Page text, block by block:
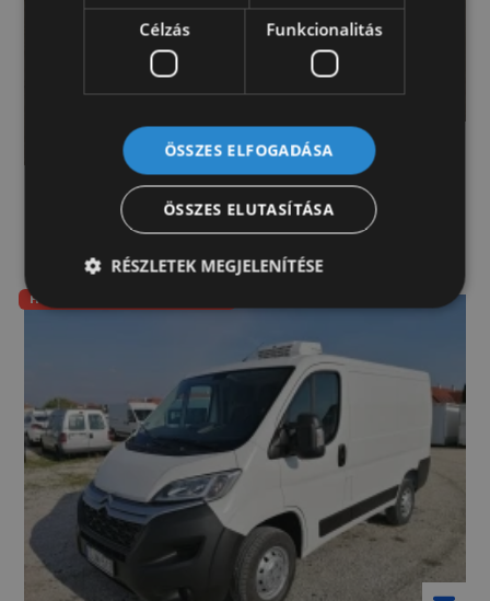
Citroen Jumper L1H1 kisteherautó 140 furgon
(7018)
Hűtő 0-5°C-os szigeteléssel
Célzás Funkcionalitás
ÖSSZES ELFOGADÁSA
ÖSSZES ELUTASÍTÁSA
RÉSZLETEK MEGJELENÍTÉSE